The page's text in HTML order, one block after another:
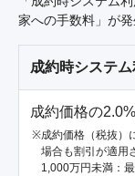
家への手数料」が発
成約時システ
成約価格の
成約価格（税抜）
場合も割引が適用
1,000万円未満：